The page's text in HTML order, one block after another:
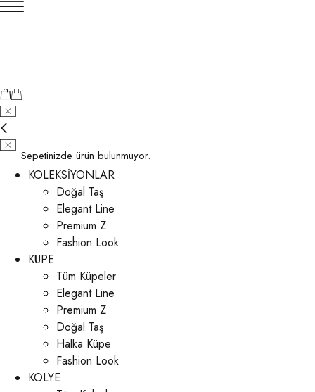
Sepetinizde ürün bulunmuyor.
KOLEKSİYONLAR
Doğal Taş
Elegant Line
Premium Z
Fashion Look
KÜPE
Tüm Küpeler
Elegant Line
Premium Z
Doğal Taş
Halka Küpe
Fashion Look
KOLYE